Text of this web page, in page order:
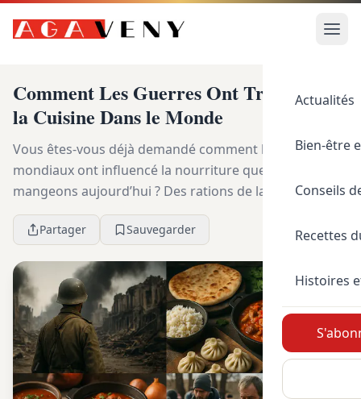
Actualités
Bien-être
Conseils
Recettes
Histoires
Comment Les Guerres Ont Transformé
la Cuisine Dans le Monde
Vous êtes-vous déjà demandé comment les conflits
mondiaux ont influencé la nourriture que nous
mangeons aujourd’hui ? Des rations de la Seconde
Guerre mondiale aux influences vietnamiennes sur la
cuis...Partager Sauvegarder